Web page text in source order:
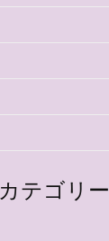
カテゴリー